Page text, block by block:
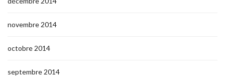
novembre 2014
octobre 2014
septembre 2014